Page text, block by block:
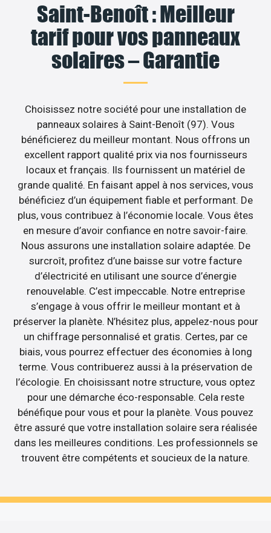
Saint-Benoît : Meilleur
tarif pour vos panneaux
solaires – Garantie
Choisissez notre société pour une installation de
panneaux solaires à Saint-Benoît (97). Vous
bénéficierez du meilleur montant. Nous offrons un
excellent rapport qualité prix via nos fournisseurs
locaux et français. Ils fournissent un matériel de
grande qualité. En faisant appel à nos services, vous
bénéficiez d’un équipement fiable et performant. De
plus, vous contribuez à l’économie locale. Vous êtes
en mesure d’avoir confiance en notre savoir-faire.
Nous assurons une installation solaire adaptée. De
surcroît, profitez d’une baisse sur votre facture
d’électricité en utilisant une source d’énergie
renouvelable. C’est impeccable. Notre entreprise
s’engage à vous offrir le meilleur montant et à
préserver la planète. N’hésitez plus, appelez-nous pour
un chiffrage personnalisé et gratis. Certes, par ce
biais, vous pourrez effectuer des économies à long
terme. Vous contribuerez aussi à la préservation de
l’écologie. En choisissant notre structure, vous optez
pour une démarche éco-responsable. Cela reste
bénéfique pour vous et pour la planète. Vous pouvez
être assuré que votre installation solaire sera réalisée
dans les meilleures conditions. Les professionnels se
trouvent être compétents et soucieux de la nature.